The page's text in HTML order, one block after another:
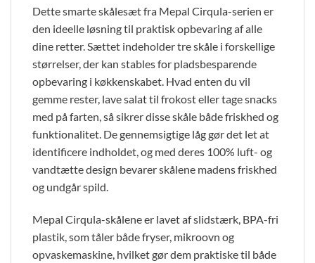
Dette smarte skålesæt fra Mepal Cirqula-serien er
den ideelle løsning til praktisk opbevaring af alle
dine retter. Sættet indeholder tre skåle i forskellige
størrelser, der kan stables for pladsbesparende
opbevaring i køkkenskabet. Hvad enten du vil
gemme rester, lave salat til frokost eller tage snacks
med på farten, så sikrer disse skåle både friskhed og
funktionalitet. De gennemsigtige låg gør det let at
identificere indholdet, og med deres 100% luft- og
vandtætte design bevarer skålene madens friskhed
og undgår spild.
Mepal Cirqula-skålene er lavet af slidstærk, BPA-fri
plastik, som tåler både fryser, mikroovn og
opvaskemaskine, hvilket gør dem praktiske til både